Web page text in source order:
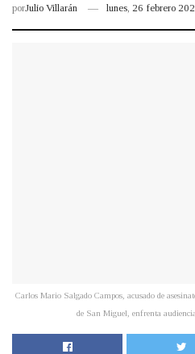
porJulio Villarán lunes, 26 febrero
Carlos Mario Salgado Campos, acusado de
de San Miguel, enfrenta